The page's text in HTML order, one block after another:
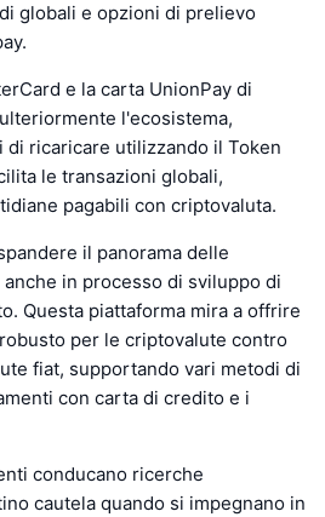
globali e opzioni di prelievo
e la carta UnionPay di
l'ecosistema,
ricaricare utilizzando il Token
le transazioni globali,
pagabili con criptovaluta.
il panorama delle
in processo di sviluppo di
Questa piattaforma mira a offrire
per le criptovalute contro
fiat, supportando vari metodi di
con carta di credito e i
conducano ricerche
cautela quando si impegnano in